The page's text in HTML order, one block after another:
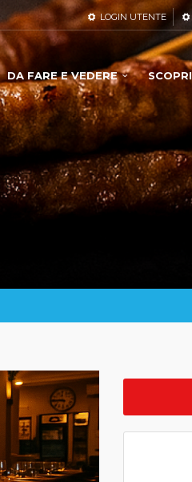
LOGIN UTENTE
DA FARE E VEDERE SCOPRI